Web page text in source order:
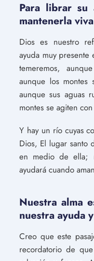
Para librar
mantenerla
Dios es nuestro
ayuda muy presente
temeremos,
aunque los montes
aunque sus aguas
montes se agiten
Y hay un río cuyas
Dios, El lugar santo
en medio de ella;
ayudará cuando
Nuestra alma
nuestra ayuda
Creo que este
recordatorio de